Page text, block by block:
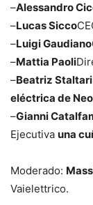
–Alessandro
–Lucas Sicco
–Luigi Gaudiano
–Mattia Paoli
–Beatriz Staltari
eléctrica de
–Gianni
Ejecutiva una
Moderado:
Vaielettrico.